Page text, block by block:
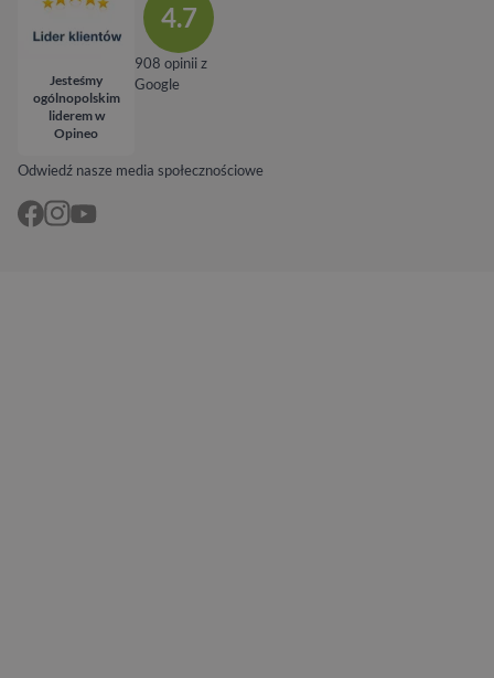
Odwiedź nasze media społecznościowe
Jesteśmy
ogólnopolskim
liderem w
Opineo
4.7
908 opinii z
Google